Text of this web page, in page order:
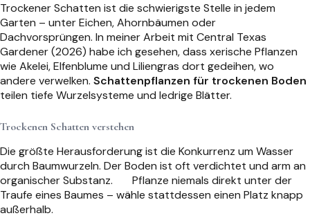
Trockener Schatten ist die schwierigste Stelle in jedem
Garten – unter Eichen, Ahornbäumen oder
Dachvorsprüngen. In meiner Arbeit mit Central Texas
Gardener (2026) habe ich gesehen, dass xerische Pflanzen
wie Akelei, Elfenblume und Liliengras dort gedeihen, wo
andere verwelken. Schattenpflanzen für trockenen Boden
teilen tiefe Wurzelsysteme und ledrige Blätter.
Trockenen Schatten verstehen
Die größte Herausforderung ist die Konkurrenz um Wasser
durch Baumwurzeln. Der Boden ist oft verdichtet und arm an
organischer Substanz.
Pflanze niemals direkt unter der
Traufe eines Baumes – wähle stattdessen einen Platz knapp
außerhalb.